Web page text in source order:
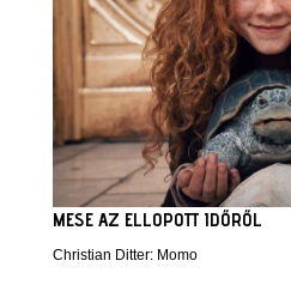
MESE AZ ELLOPOTT IDŐRŐL
Christian Ditter: Momo